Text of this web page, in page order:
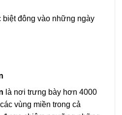
biệt đông vào những ngày
là nơi trưng bày hơn 4000
vùng miền trong cả